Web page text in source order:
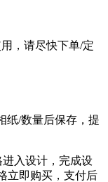
，请尽快下单/定
纸/数量后保存，提
入设计，完成设
立即购买，支付后